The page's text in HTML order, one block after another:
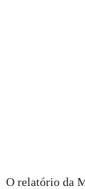
O relatório da